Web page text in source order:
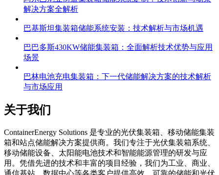
解决方案全解析
巴基斯坦集装箱储能系统安装：技术解析与市场机遇
巴巴多斯430KW储能集装箱：全面解析技术优势与应用
场景
巴林电池充电集装箱：下一代储能解决方案的技术解析
与市场应用
关于我们
ContainerEnergy Solutions 是专业的光伏集装箱、移动储能集装
箱和站点储能解决方案提供商。我们专注于光伏集装箱系统、
移动储能设备、太阳能电池技术和智能能源管理的研发与应
用。凭借先进的技术和丰富的项目经验，我们为工业、商业、
通信基站、数据中心等各类客户提供高效、可靠的储能和光伏